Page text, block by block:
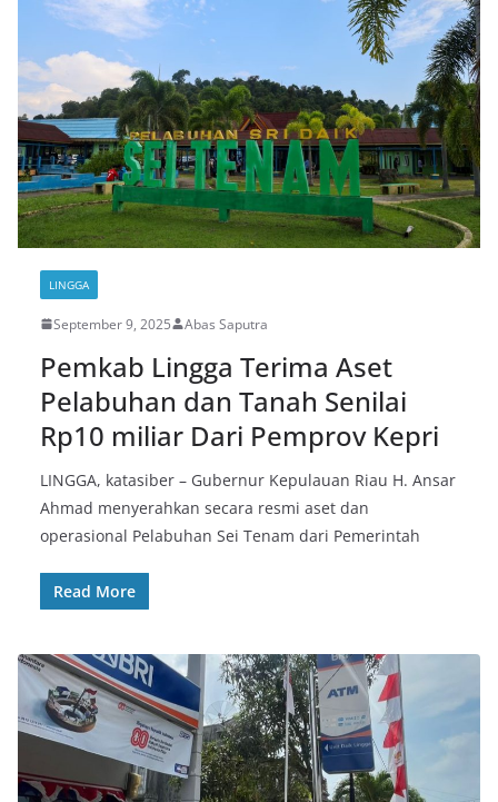
LINGGA
September 9, 2025 Abas Saputra
Pemkab Lingga Terima Aset
Pelabuhan dan Tanah Senilai
Rp10 miliar Dari Pemprov Kepri
LINGGA, katasiber – Gubernur Kepulauan Riau H. Ansar
Ahmad menyerahkan secara resmi aset dan
operasional Pelabuhan Sei Tenam dari Pemerintah
Read More